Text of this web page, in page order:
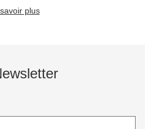
plus